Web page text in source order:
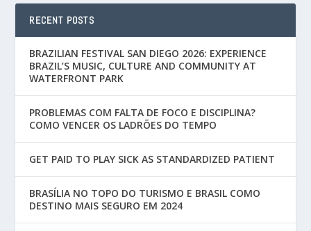
RECENT POSTS
BRAZILIAN FESTIVAL SAN DIEGO 2026: EXPERIENCE
BRAZIL’S MUSIC, CULTURE AND COMMUNITY AT
WATERFRONT PARK
PROBLEMAS COM FALTA DE FOCO E DISCIPLINA?
COMO VENCER OS LADRÕES DO TEMPO
GET PAID TO PLAY SICK AS STANDARDIZED PATIENT
BRASÍLIA NO TOPO DO TURISMO E BRASIL COMO
DESTINO MAIS SEGURO EM 2024